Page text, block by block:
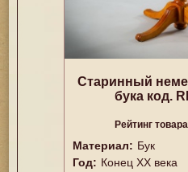
Старинный
бука код.
Рейтинг товара
Материал: Бук
Год: Конец XX векa